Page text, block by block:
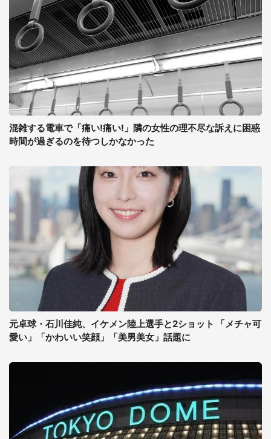
混雑する電車で「痛い!痛い!」隣の女性の理不尽な訴えに困惑
時間が過ぎるのを待つしかなかった
元卓球・石川佳純、イケメン陸上選手と2ショット 「メチャ可
愛い」「かわいい笑顔」「美男美女」話題に